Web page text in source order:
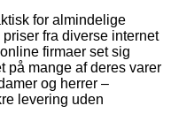
for almindelige
fra diverse internet
firmaer set sig
på mange af deres varer
og herrer –
levering uden